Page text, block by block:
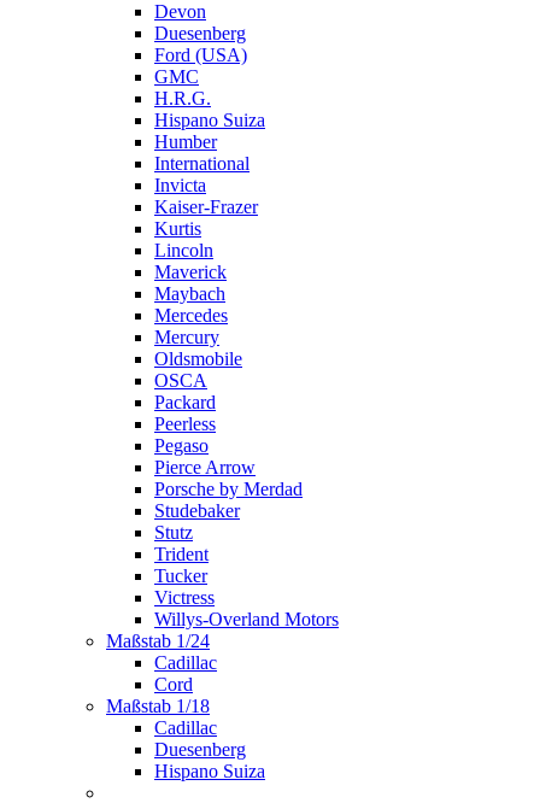
Devon
Duesenberg
Ford (USA)
GMC
H.R.G.
Hispano Suiza
Humber
International
Invicta
Kaiser-Frazer
Kurtis
Lincoln
Maverick
Maybach
Mercedes
Mercury
Oldsmobile
OSCA
Packard
Peerless
Pegaso
Pierce Arrow
Porsche by Merdad
Studebaker
Stutz
Trident
Tucker
Victress
Willys-Overland Motors
Maßstab 1/24
Cadillac
Cord
Maßstab 1/18
Cadillac
Duesenberg
Hispano Suiza